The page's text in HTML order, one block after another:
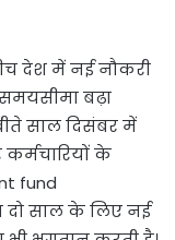
देश में नई नौकरी
बढ़ा
साल दिसंबर में
के
fund
साल के लिए नई